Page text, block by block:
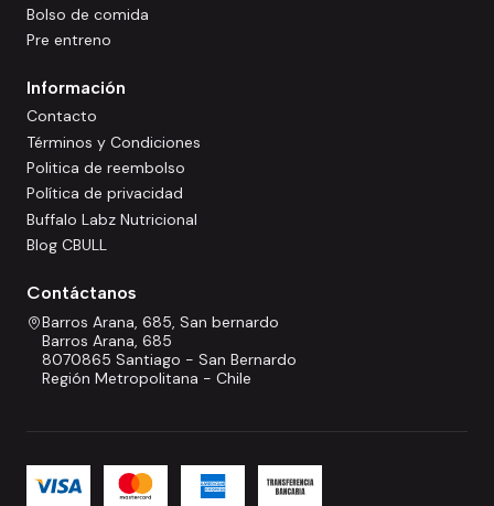
Bolso de comida
Pre entreno
Información
Contacto
Términos y Condiciones
Politica de reembolso
Política de privacidad
Buffalo Labz Nutricional
Blog CBULL
Contáctanos
Barros Arana, 685, San bernardo
Barros Arana, 685
8070865 Santiago - San Bernardo
Región Metropolitana - Chile